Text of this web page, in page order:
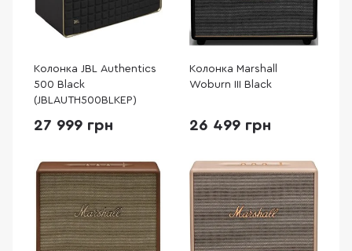
Колонка JBL Authentics
500 Black
(JBLAUTH500BLKEP)
27 999 грн
Колонка Marshall
Woburn III Black
26 499 грн